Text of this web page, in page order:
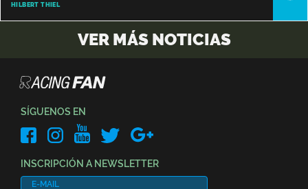
HILBERT THIEL
VER MÁS NOTICIAS
SÍGUENOS EN
INSCRIPCIÓN A NEWSLETTER